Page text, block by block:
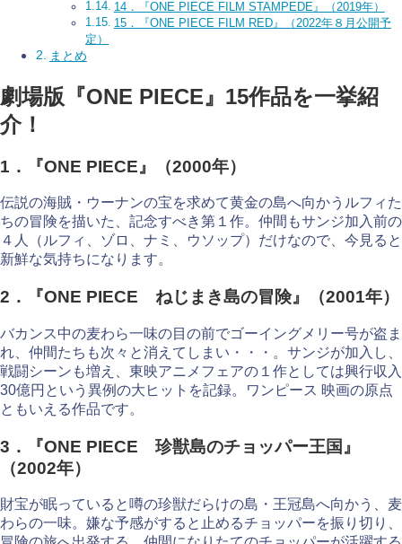
14．『ONE PIECE FILM STAMPEDE』（2019年）
15．『ONE PIECE FILM RED』（2022年８月公開予
定）
まとめ
劇場版『ONE PIECE』15作品を一挙紹
介！
1．『ONE PIECE』（2000年）
伝説の海賊・ウーナンの宝を求めて黄金の島へ向かうルフィた
ちの冒険を描いた、記念すべき第１作。仲間もサンジ加入前の
４人（ルフィ、ゾロ、ナミ、ウソップ）だけなので、今見ると
新鮮な気持ちになります。
2．『ONE PIECE ねじまき島の冒険』（2001年）
バカンス中の麦わら一味の目の前でゴーイングメリー号が盗ま
れ、仲間たちも次々と消えてしまい・・・。サンジが加入し、
戦闘シーンも増え、東映アニメフェアの１作としては興行収入
30億円という異例の大ヒットを記録。ワンピース 映画の原点
ともいえる作品です。
3．『ONE PIECE 珍獣島のチョッパー王国』
（2002年）
財宝が眠っていると噂の珍獣だらけの島・王冠島へ向かう、麦
わらの一味。嫌な予感がすると止めるチョッパーを振り切り、